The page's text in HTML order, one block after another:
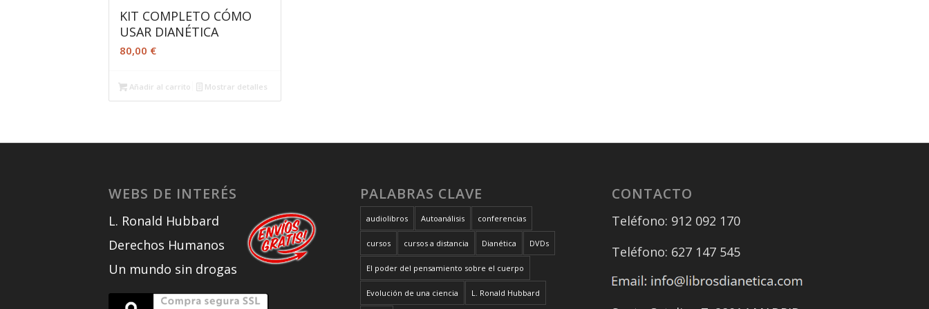
KIT COMPLETO CÓMO
USAR DIANÉTICA
80,00 €
Añadir al carrito Mostrar detalles
WEBS DE INTERÉS
L. Ronald Hubbard
Derechos Humanos
Un mundo sin drogas
PALABRAS CLAVE
audiolibros Autoanálisis conferencias
cursos cursos a distancia Dianética DVDs
El poder del pensamiento sobre el cuerpo
Evolución de una ciencia L. Ronald Hubbard
CONTACTO
Teléfono: 912 092 170
Teléfono: 627 147 545